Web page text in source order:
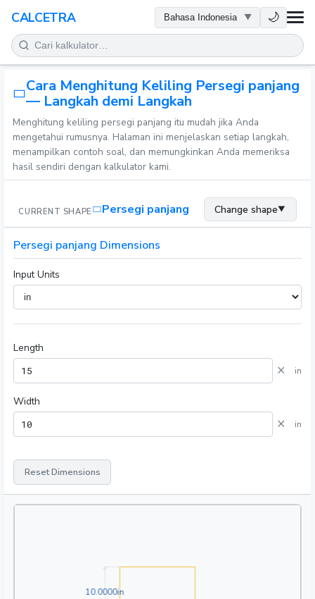
CALCETRA 🌙
MATEMATIKA
KONVERSI
SAINS
SEHARI-HARI
ALAT LAINNYA
Cara Menghitung Keliling Persegi panjang
— Langkah demi Langkah
Menghitung keliling persegi panjang itu mudah jika Anda
mengetahui rumusnya. Halaman ini menjelaskan setiap langkah,
menampilkan contoh soal, dan memungkinkan Anda memeriksa
hasil sendiri dengan kalkulator kami.
CURRENT SHAPE Persegi panjang Change shape▼
Persegi panjang Dimensions
Input Units
Length
× in
Width
× in
Reset Dimensions
10.0000in10.0000in